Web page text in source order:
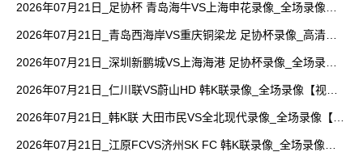
2026年07月21日_足协杯 青岛海牛VS上海申花录像_全场录像
2026年07月21日_青岛西海岸VS重庆铜梁龙 足协杯录像_高清录
2026年07月21日_深圳新鹏城VS上海海港 足协杯录像_全场录像
2026年07月21日_仁川联VS蔚山HD 韩K联录像_全场录像【视频
2026年07月21日_韩K联 大田市民VS全北现代录像_全场录像【高
2026年07月21日_江原FCVS济州SK FC 韩K联录像_全场录像